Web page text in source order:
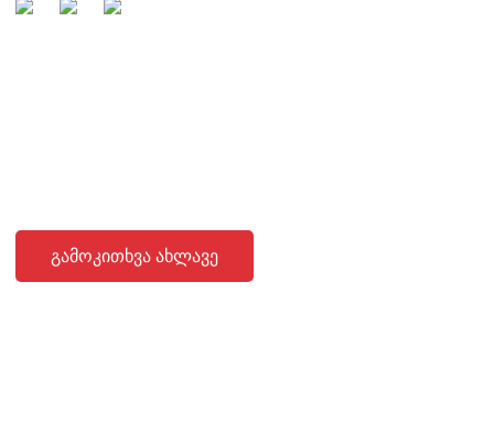
ᲒᲐᲛᲝᲙᲘᲗᲮᲕᲐ ᲐᲮᲚᲐᲕᲔ